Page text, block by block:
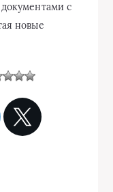
документами с
новые